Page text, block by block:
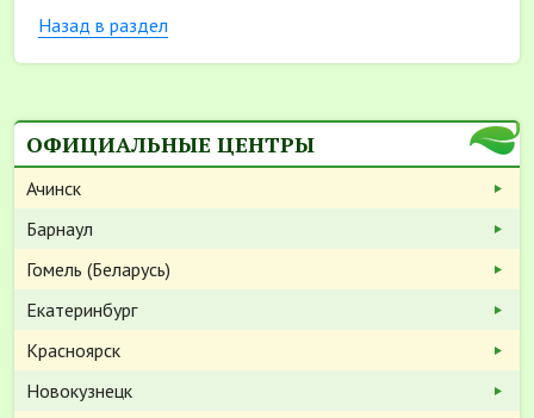
Назад в раздел
ОФИЦИАЛЬНЫЕ ЦЕНТРЫ
Ачинск
Барнаул
Гомель (Беларусь)
Екатеринбург
Красноярск
Новокузнецк